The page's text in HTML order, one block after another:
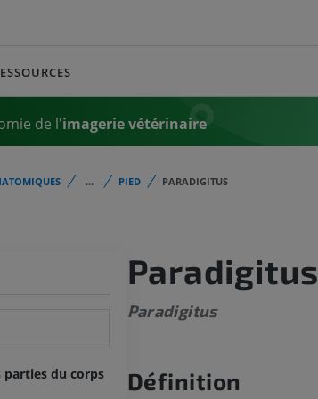
de l'imagerie vétérinaire
... PIED PARADIGITUS
du corps
Paradigitus
Paradigitus
Définition